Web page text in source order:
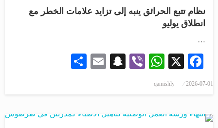
نظام تتبع الحرائق ينبه إلى تزايد علامات الخطر مع
انطلاق يوليو
…
Facebook
X
WhatsApp
Viber
Snapchat
Email
2026-07-01
qamishly